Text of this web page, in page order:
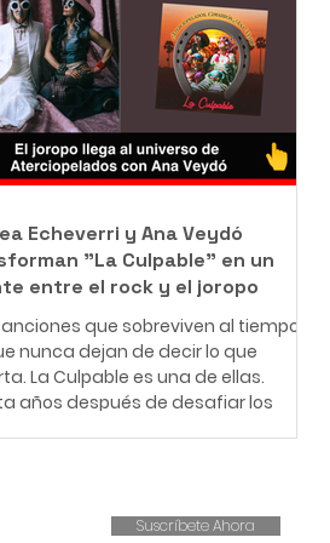
como barrendero en las calles de
con una misión que resume en
"Bendecido para bendecir".
muy pequeño, Leonardo entendió
significa enfrentar dificultades
Creció en una familia de
r
Echeverri y Ana Veydó
"La Culpable" en un
entre el rock y el joropo
que sobreviven al tiempo
nunca dejan de decir lo que
La Culpable es una de ellas.
años después de desafiar los
por la voz indómita de Ana
Suscríbete Ahora